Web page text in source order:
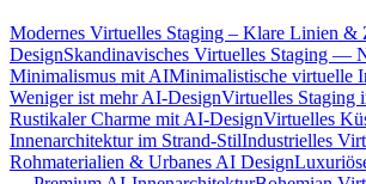
Modernes Virtuelles Staging – Klare Linien &
DesignSkandinavisches Virtuelles Staging —
Minimalismus mit AIMinimalistische virtuelle
Weniger ist mehr AI-DesignVirtuelles
Rustikaler Charme mit AI-DesignVirtuelles
Innenarchitektur im Strand-StilIndustrielles
Rohmaterialien & Urbanes AI Design